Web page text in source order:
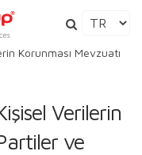
Korunması Mevzuatı
Verilerin
ve